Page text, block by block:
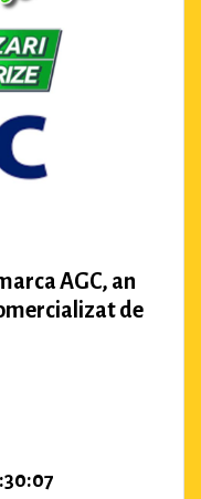
AGC, an
de